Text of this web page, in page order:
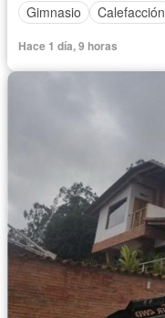
Gimnasio
Calefacción
Hace 1 día, 9 horas